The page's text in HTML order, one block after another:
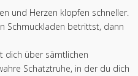
und Herzen klopfen schneller.
Schmuckladen betrittst, dann
dich über sämtlichen
Schatztruhe, in der du dich